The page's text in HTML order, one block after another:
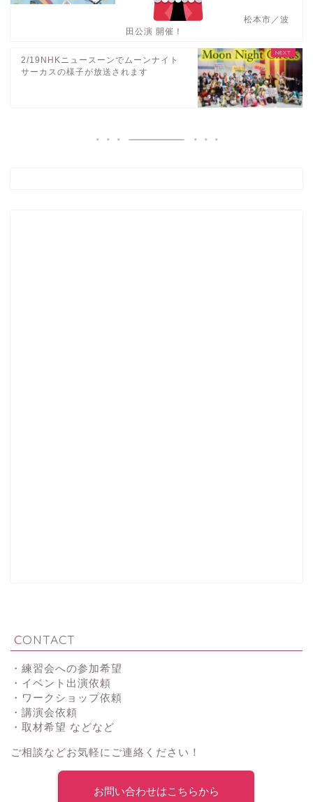
松本市／波
田公演 開催！
2/19NHKニュースーンでムーンナイト
サーカスの様子が放送されます
CONTACT
・練習会への参加希望
・イベント出演依頼
・ワークショップ依頼
・講演会依頼
・取材希望 などなど
ご相談などお気軽にご連絡ください！
お問い合わせはこちらから